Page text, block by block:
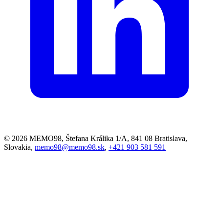
© 2026 MEMO98, Štefana Králika 1/A, 841 08 Bratislava,
Slovakia, memo98@memo98.sk, +421 903 581 591